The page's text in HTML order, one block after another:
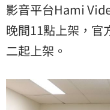
影音平台Hami
晚間11點上架，官
二起上架。